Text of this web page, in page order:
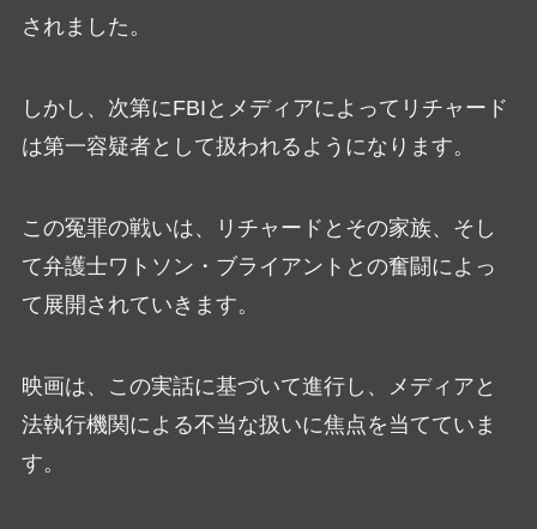
されました。
しかし、次第にFBIとメディアによってリチャード
は第一容疑者として扱われるようになります。
この冤罪の戦いは、リチャードとその家族、そし
て弁護士ワトソン・ブライアントとの奮闘によっ
て展開されていきます。
映画は、この実話に基づいて進行し、メディアと
法執行機関による不当な扱いに焦点を当てていま
す。